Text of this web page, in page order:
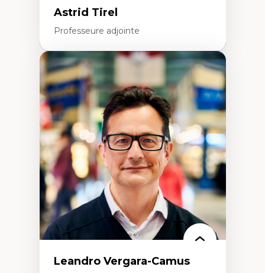
Astrid Tirel
Professeure adjointe
Expertises
Art
Anti-discrimination
Décolonisation de l’enseignement, de la
recherche, des institutions administratives
et syndicales
Pluralisme épistémologique et
francophonie
Culture
Politiques culturelles
Vivre ensemble
Anti-racisme
Anti-sexisme
Pratiques non oppressives
Leandro Vergara-Camus